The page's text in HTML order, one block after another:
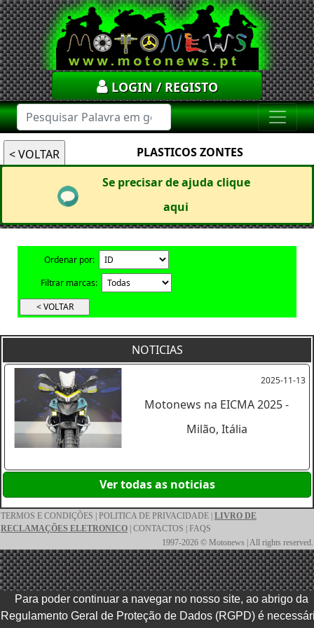
LOGIN / REGISTO
PLASTICOS ZONTES
Se precisar de ajuda clique
aqui
Ordenar por:
Filtrar marcas:
NOTICIAS
2025-11-13
Motonews na EICMA 2025 -
Milão, Itália
Ver todas as noticias
TERMOS E CONDIÇÕES POLITICA DE PRIVACIDADE LIVRO DE
RECLAMAÇÕES ELETRONICO CONTACTOS
FAQS
1997-2026 © Motonews | All rights reserved.
Para poder continuar a navegar no nosso site, ao abrigo da
Regulamento Geral de Proteção de Dados (RGPD) é